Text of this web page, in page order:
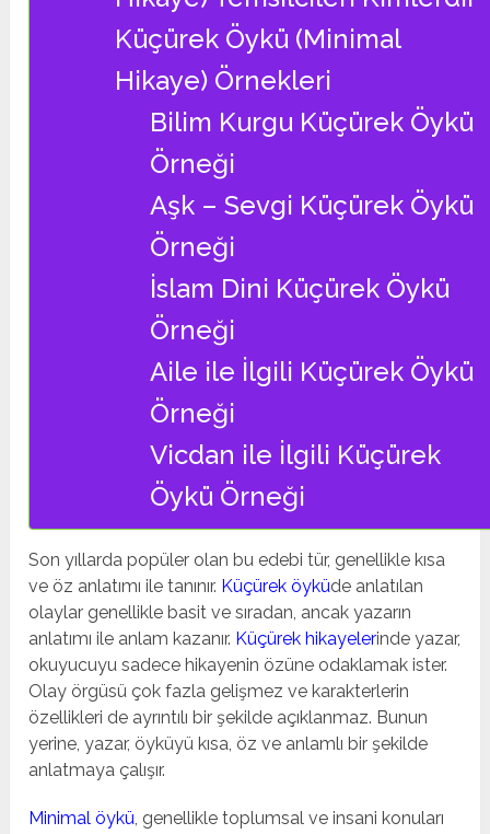
Küçürek Öykü (Minimal
Hikaye) Örnekleri
Bilim Kurgu Küçürek Öykü
Örneği
Aşk – Sevgi Küçürek Öykü
Örneği
İslam Dini Küçürek Öykü
Örneği
Aile ile İlgili Küçürek Öykü
Örneği
Vicdan ile İlgili Küçürek
Öykü Örneği
Son yıllarda popüler olan bu edebi tür, genellikle kısa
ve öz anlatımı ile tanınır. Küçürek öyküde anlatılan
olaylar genellikle basit ve sıradan, ancak yazarın
anlatımı ile anlam kazanır. Küçürek hikayelerinde yazar,
okuyucuyu sadece hikayenin özüne odaklamak ister.
Olay örgüsü çok fazla gelişmez ve karakterlerin
özellikleri de ayrıntılı bir şekilde açıklanmaz. Bunun
yerine, yazar, öyküyü kısa, öz ve anlamlı bir şekilde
anlatmaya çalışır.
Minimal öykü, genellikle toplumsal ve insani konuları